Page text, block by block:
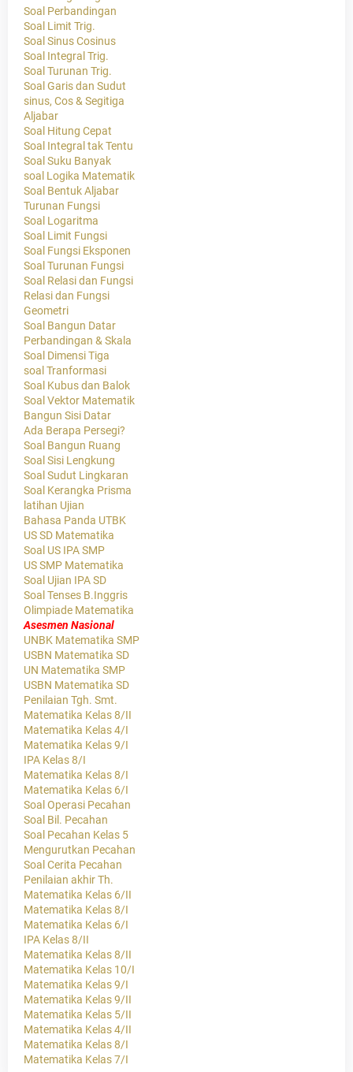
Soal Perbandingan
Soal Limit Trig.
Soal Sinus Cosinus
Soal Integral Trig.
Soal Turunan Trig.
Soal Garis dan Sudut
sinus, Cos & Segitiga
Aljabar
Soal Hitung Cepat
Soal Integral tak Tentu
Soal Suku Banyak
soal Logika Matematik
Soal Bentuk Aljabar
Turunan Fungsi
Soal Logaritma
Soal Limit Fungsi
Soal Fungsi Eksponen
Soal Turunan Fungsi
Soal Relasi dan Fungsi
Relasi dan Fungsi
Geometri
Soal Bangun Datar
Perbandingan & Skala
Soal Dimensi Tiga
soal Tranformasi
Soal Kubus dan Balok
Soal Vektor Matematik
Bangun Sisi Datar
Ada Berapa Persegi?
Soal Bangun Ruang
Soal Sisi Lengkung
Soal Sudut Lingkaran
Soal Kerangka Prisma
latihan Ujian
Bahasa Panda UTBK
US SD Matematika
Soal US IPA SMP
US SMP Matematika
Soal Ujian IPA SD
Soal Tenses B.Inggris
Olimpiade Matematika
Asesmen Nasional
UNBK Matematika SMP
USBN Matematika SD
UN Matematika SMP
USBN Matematika SD
Penilaian Tgh. Smt.
Matematika Kelas 8/II
Matematika Kelas 4/I
Matematika Kelas 9/I
IPA Kelas 8/I
Matematika Kelas 8/I
Matematika Kelas 6/I
Soal Operasi Pecahan
Soal Bil. Pecahan
Soal Pecahan Kelas 5
Mengurutkan Pecahan
Soal Cerita Pecahan
Penilaian akhir Th.
Matematika Kelas 6/II
Matematika Kelas 8/I
Matematika Kelas 6/I
IPA Kelas 8/II
Matematika Kelas 8/II
Matematika Kelas 10/I
Matematika Kelas 9/I
Matematika Kelas 9/II
Matematika Kelas 5/II
Matematika Kelas 4/II
Matematika Kelas 8/I
Matematika Kelas 7/I